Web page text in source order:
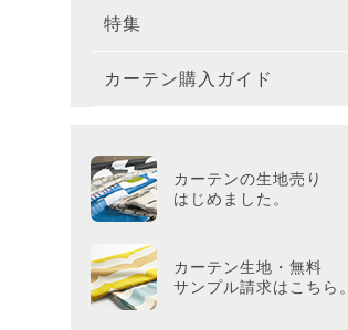
特集
カーテン購入ガイド
カーテンの生地売り
はじめました。
カーテン生地・無料
サンプル請求はこちら。